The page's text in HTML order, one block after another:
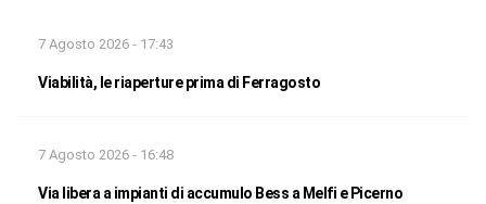
7 Agosto 2026 - 17:43
Viabilità, le riaperture prima di Ferragosto
7 Agosto 2026 - 16:48
Via libera a impianti di accumulo Bess a Melfi e Picerno